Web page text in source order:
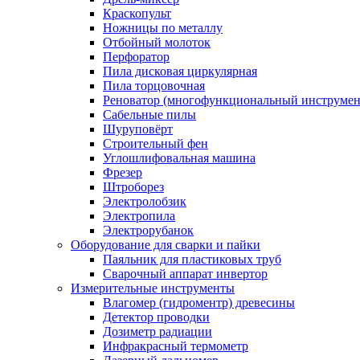
Краскопульт
Ножницы по металлу
Отбойный молоток
Перфоратор
Пила дисковая циркулярная
Пила торцовочная
Реноватор (многофункциональный
Сабельные пилы
Шуруповёрт
Строительный фен
Углошлифовальная машина
Фрезер
Штроборез
Электролобзик
Электропила
Электрорубанок
Оборудование для сварки и пайки
Паяльник для пластиковых труб
Сварочный аппарат инвертор
Измерительные инструменты
Влагомер (гидроментр) древесины
Детектор проводки
Дозиметр радиации
Инфракрасный термометр